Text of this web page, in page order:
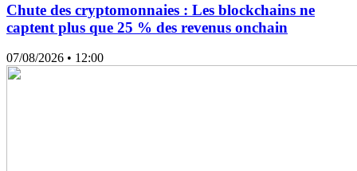
Chute des cryptomonnaies : Les blockchains ne
captent plus que 25 % des revenus onchain
07/08/2026 • 12:00